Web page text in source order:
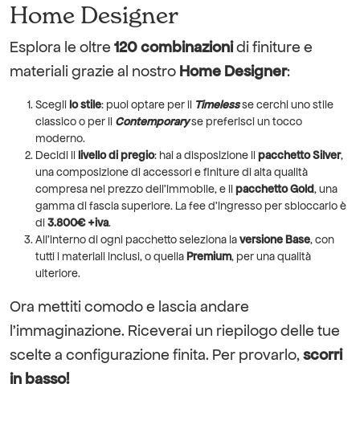
Home Designer
Esplora le oltre 120 combinazionidi finiture e
materiali grazie al nostro Home Designer:
Sceglilo stile: puoi optare per il Timelessse cerchi uno stile
classico o per il Contemporaryse preferisci un tocco
moderno.
Decidi il livello di pregio: hai a disposizione il pacchetto Silver,
una composizione di accessori e finiture di alta qualità
compresa nel prezzo dell’immobile, e il pacchetto Gold, una
gamma di fascia superiore. La fee d’ingresso per sbloccarlo è
di3.800€ +iva.
All’interno di ogni pacchetto seleziona laversione Base, con
tutti i materiali inclusi, o quellaPremium, per una qualità
ulteriore.
Ora mettiti comodo e lascia andare
l’immaginazione. Riceverai un riepilogo delle tue
scelte a configurazione finita. Per provarlo,scorri
in basso!